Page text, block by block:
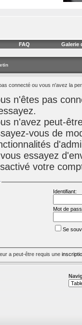
FAQ Galerie
connecté ou vous n'avez la
n'êtes pas
n'avez peut-
vous de
essayez
votre
Identifiant:
Mot de
Se
a peut-être requis une